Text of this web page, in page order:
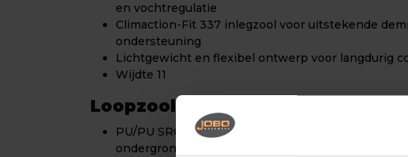
en vochtregulatie
Climaction-Fit 337 inlegzool voor uitstekende
ondersteuning
Lichtgewicht en flexibel ontwerp voor langdurig
Wijdte 11
Loopzool en grip
PU/PU SRC loopzool met antislipprofiel voor
ondergronden